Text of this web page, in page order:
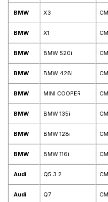
BMW X3
BMW X1
BMW BMW 520i
BMW BMW 428i
BMW MINI COOPER
BMW BMW 135i
BMW BMW 128i
BMW BMW 116i
Audi Q5 3.2
Audi Q7